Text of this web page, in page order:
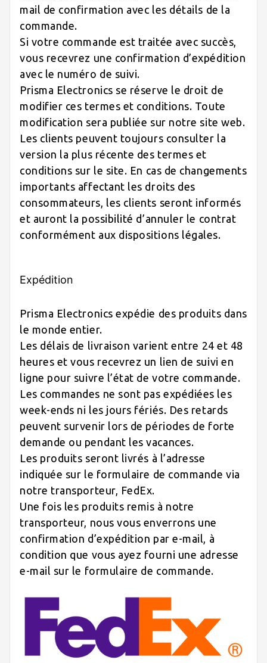
mail de confirmation avec les détails de la
commande.
Si votre commande est traitée avec succès,
vous recevrez une confirmation d’expédition
avec le numéro de suivi.
Prisma Electronics se réserve le droit de
modifier ces termes et conditions. Toute
modification sera publiée sur notre site web.
Les clients peuvent toujours consulter la
version la plus récente des termes et
conditions sur le site. En cas de changements
importants affectant les droits des
consommateurs, les clients seront informés
et auront la possibilité d’annuler le contrat
conformément aux dispositions légales.
Expédition
Prisma Electronics expédie des produits dans
le monde entier.
Les délais de livraison varient entre 24 et 48
heures et vous recevrez un lien de suivi en
ligne pour suivre l’état de votre commande.
Les commandes ne sont pas expédiées les
week-ends ni les jours fériés. Des retards
peuvent survenir lors de périodes de forte
demande ou pendant les vacances.
Les produits seront livrés à l’adresse
indiquée sur le formulaire de commande via
notre transporteur, FedEx.
Une fois les produits remis à notre
transporteur, nous vous enverrons une
confirmation d’expédition par e-mail, à
condition que vous ayez fourni une adresse
e-mail sur le formulaire de commande.